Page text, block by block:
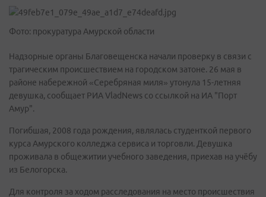
Фото: прокуратура Амурской области
Надзорные органы Благовещенска начали проверку в связи с
трагическим происшествием на городском затоне. 26 мая в
районе набережной «Серебряная миля» утонула 15-летняя
девушка, сообщает РИА VladNews со ссылкой на ИА "Порт
Амур".
Погибшая, 2008 года рождения, являлась студенткой первого
курса Амурского колледжа сервиса и торговли. Девушка
проживала в общежитии учебного заведения, приехав на учёбу
из Белогорска.
Для контроля за ходом расследования на место происшествия